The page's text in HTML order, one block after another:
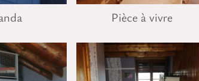
Pièce à vivre